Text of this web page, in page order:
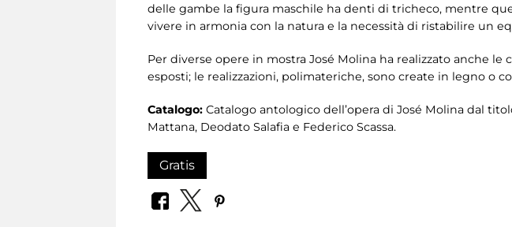
delle gambe la figura maschile ha denti di tricheco, mentre
vivere in armonia con la natura e la necessità di ristabilire un
Per diverse opere in mostra José Molina ha realizzato anche
esposti; le realizzazioni, polimateriche, sono create in legno o
Catalogo: Catalogo antologico dell’opera di José Molina dal
Mattana, Deodato Salafia e Federico Scassa.
Gratis